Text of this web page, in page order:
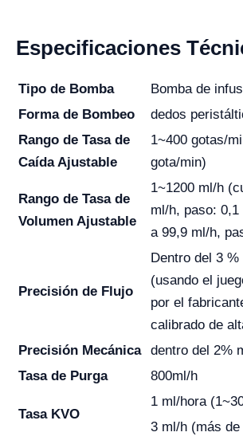
Especificaciones
Tipo de Bomba
Bomba de
Forma de Bombeo
dedos
Rango de Tasa de
Caída Ajustable
1~400 gotas/
gota/min)
Rango de Tasa de
Volumen Ajustable
1~1200 ml/h
ml/h, paso:
a 99,9 ml/h,
Precisión de Flujo
Dentro del 3
(usando el
por el
calibrado de
Precisión Mecánica
dentro del 2%
Tasa de Purga
800ml/h
Tasa KVO
1 ml/hora
3 ml/h (más de